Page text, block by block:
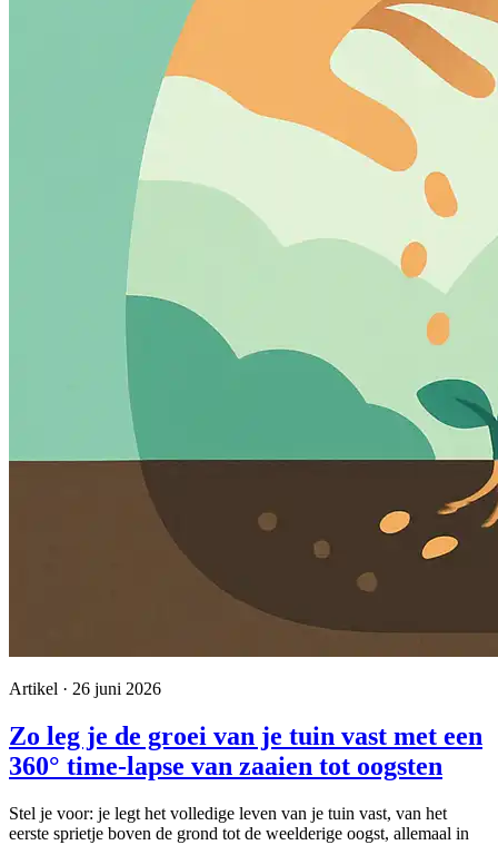
Artikel · 26 juni 2026
Zo leg je de groei van je tuin vast met een
360° time-lapse van zaaien tot oogsten
Stel je voor: je legt het volledige leven van je tuin vast, van het
eerste sprietje boven de grond tot de weelderige oogst, allemaal in